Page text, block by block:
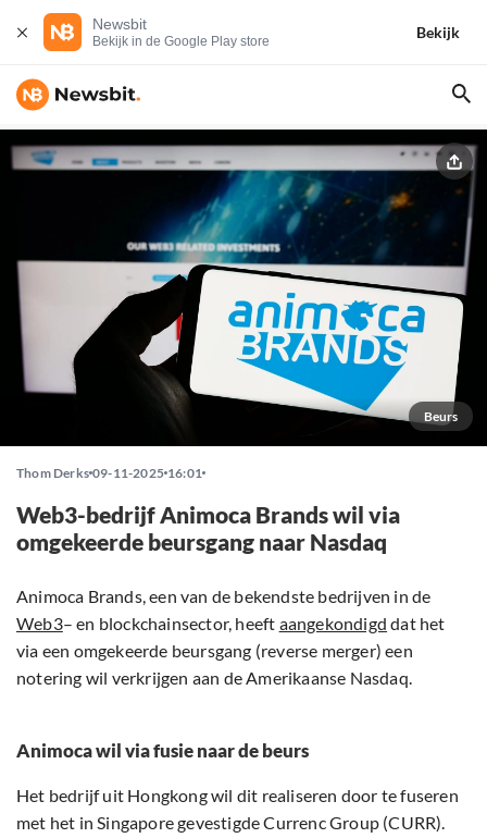
Newsbit
Bekijk in de Google Play store
Bekijk
Beurs
Thom Derks 09-11-2025 16:01
Web3-bedrijf Animoca Brands wil via
omgekeerde beursgang naar Nasdaq
Animoca Brands, een van de bekendste bedrijven in de
Web3– en blockchainsector, heeft aangekondigd dat het
via een omgekeerde beursgang (reverse merger) een
notering wil verkrijgen aan de Amerikaanse Nasdaq.
Animoca wil via fusie naar de beurs
Het bedrijf uit Hongkong wil dit realiseren door te fuseren
met het in Singapore gevestigde Currenc Group (CURR).